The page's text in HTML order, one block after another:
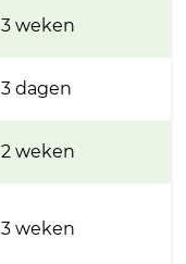
3 weken
3 dagen
2 weken
3 weken